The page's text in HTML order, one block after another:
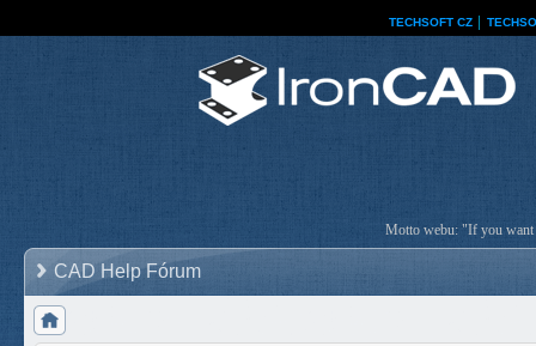
TECHSOFT CZ
Motto webu: "If you want
CAD Help Fórum